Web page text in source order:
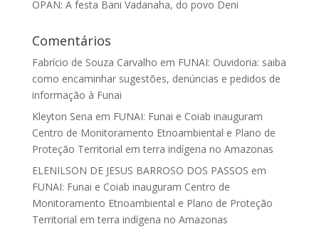
OPAN: A festa Bani Vadanaha, do povo Deni
Comentários
Fabrício de Souza Carvalho em FUNAI: Ouvidoria: saiba
como encaminhar sugestões, denúncias e pedidos de
informação à Funai
Kleyton Sena em FUNAI: Funai e Coiab inauguram
Centro de Monitoramento Etnoambiental e Plano de
Proteção Territorial em terra indígena no Amazonas
ELENILSON DE JESUS BARROSO DOS PASSOS em
FUNAI: Funai e Coiab inauguram Centro de
Monitoramento Etnoambiental e Plano de Proteção
Territorial em terra indígena no Amazonas